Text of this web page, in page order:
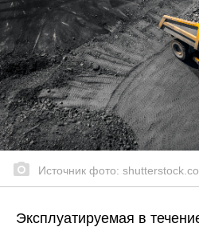
Источник фото:
Эксплуатируемая в